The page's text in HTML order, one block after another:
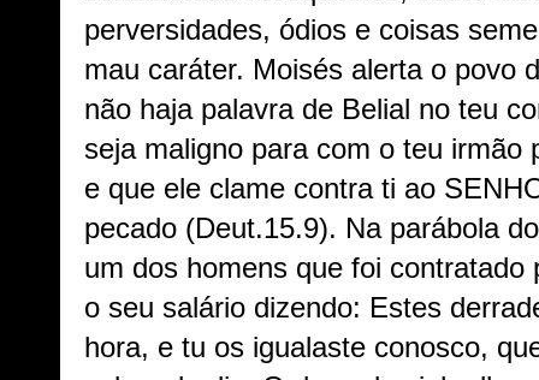
perversidades, ódios e coisas
mau caráter. Moisés alerta o povo
não haja palavra de Belial no teu
seja maligno para com o teu irmão
e que ele clame contra ti ao
pecado (Deut.15.9). Na parábola
um dos homens que foi contratado
o seu salário dizendo: Estes
hora, e tu os igualaste conosco,